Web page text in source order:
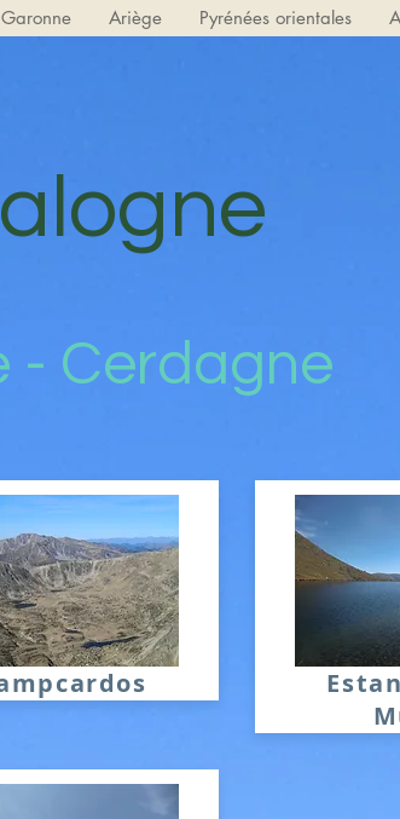
Ariège Pyrénées orientales
- Cerdagne